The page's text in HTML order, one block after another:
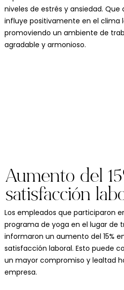
niveles de estrés y ansiedad. Que
influye positivamente en el clima
promoviendo un ambiente de
agradable y armonioso.
Aumento del
satisfacción
Los empleados que participaron
programa de yoga en el lugar de
informaron un aumento del 15%
satisfacción laboral. Esto puede
un mayor compromiso y lealtad
empresa.